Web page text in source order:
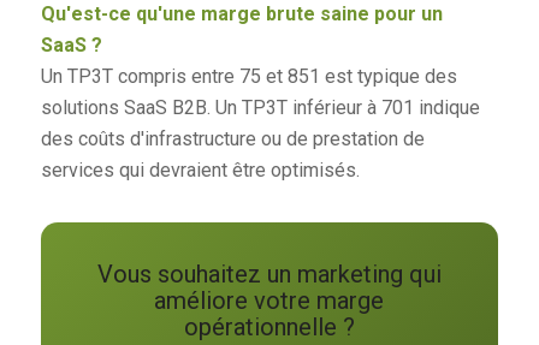
Qu'est-ce qu'une marge brute saine pour un
SaaS ?
Un TP3T compris entre 75 et 851 est typique des
solutions SaaS B2B. Un TP3T inférieur à 701 indique
des coûts d'infrastructure ou de prestation de
services qui devraient être optimisés.
Vous souhaitez un marketing qui
améliore votre marge
opérationnelle ?